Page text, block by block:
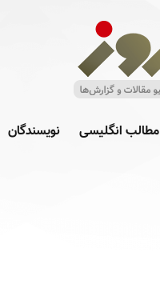
مطالب انگلیسی نویسندگان